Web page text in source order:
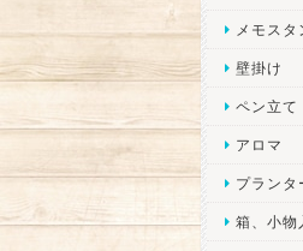
メモスタ
壁掛け
ペン立て
アロマ
プランタ
箱、小物